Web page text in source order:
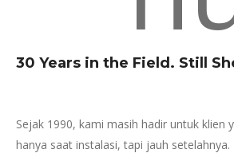
30 Years in the Field. Still
Sejak 1990, kami masih hadir untuk klien
hanya saat instalasi, tapi jauh setelahnya.